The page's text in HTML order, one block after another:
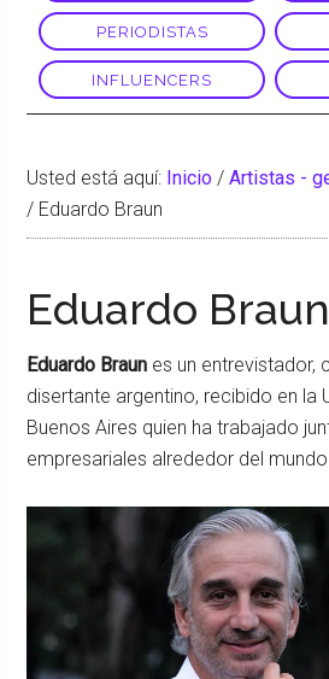
PERIODISTAS
INFLUENCERS
Usted está aquí: Inicio / Artistas -
/ Eduardo Braun
Eduardo Braun
Eduardo Braun es un entrevistador,
disertante argentino, recibido en la
Buenos Aires quien ha trabajado
empresariales alrededor del